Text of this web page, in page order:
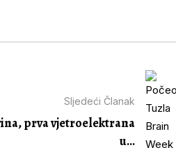
Sljedeći Članak
prva vjetroelektrana
u...